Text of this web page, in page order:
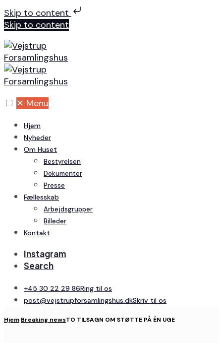
Skip to content
Skip to content
✕ Menu
Hjem
Nyheder
Om Huset
Bestyrelsen
Dokumenter
Presse
Fællesskab
Arbejdsgrupper
Billeder
Kontakt
Instagram
Search
+45 30 22 29 86Ring til os
post@vejstrupforsamlingshus.dkSkriv til os
Hjem Breaking newsTO TILSAGN OM STØTTE PÅ ÉN UGE